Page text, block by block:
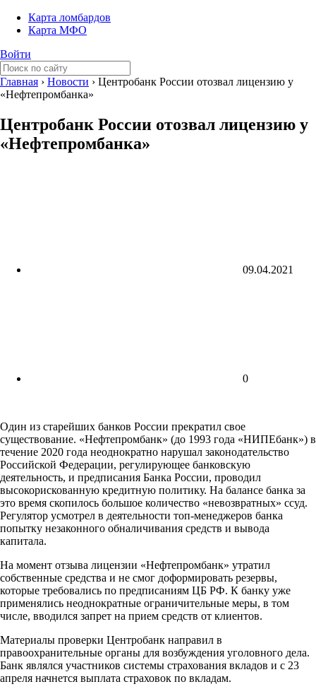
Карта ломбардов
Карта МФО
Войти
Главная › Новости › Центробанк России отозвал лицензию у
«Нефтепромбанка»
Центробанк России отозвал лицензию у
«Нефтепромбанка»
09.04.2021
0
Один из старейших банков России прекратил свое
существование. «Нефтепромбанк» (до 1993 года «НИПЕбанк») в
течение 2020 года неоднократно нарушал законодательство
Российской Федерации, регулирующее банковскую
деятельность, и предписания Банка России, проводил
высокорискованную кредитную политику. На балансе банка за
это время скопилось большое количество «невозвратных» ссуд.
Регулятор усмотрел в деятельности топ-менеджеров банка
попытку незаконного обналичивания средств и вывода
капитала.
На момент отзыва лицензии «Нефтепромбанк» утратил
собственные средства и не смог доформировать резервы,
которые требовались по предписаниям ЦБ РФ. К банку уже
применялись неоднократные ограничительные меры, в том
числе, вводился запрет на прием средств от клиентов.
Материалы проверки Центробанк направил в
правоохранительные органы для возбуждения уголовного дела.
Банк являлся участников системы страхования вкладов и с 23
апреля начнется выплата страховок по вкладам.